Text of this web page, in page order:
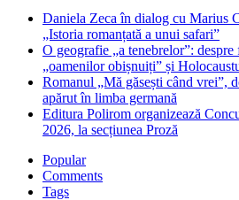
Daniela Zeca în dialog cu Marius
„Istoria romanțată a unui safari”
O geografie „a tenebrelor”:
„oamenilor obișnuiți” și
Romanul „Mă găsești când vrei”,
apărut în limba germană
Editura Polirom organizează
2026, la secțiunea Proză
Popular
Comments
Tags